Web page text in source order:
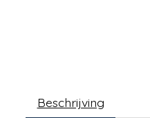
Beschrijving